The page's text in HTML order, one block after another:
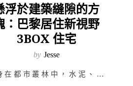
浮於建築縫隙的方
：巴黎居住新視野
3BOX 住宅
by Jesse
置身在都市叢林中，水泥、鋼筋、嘈雜車聲與便捷的號誌為人類每日視野所及。城市裡的空間為了符合市民的利用…